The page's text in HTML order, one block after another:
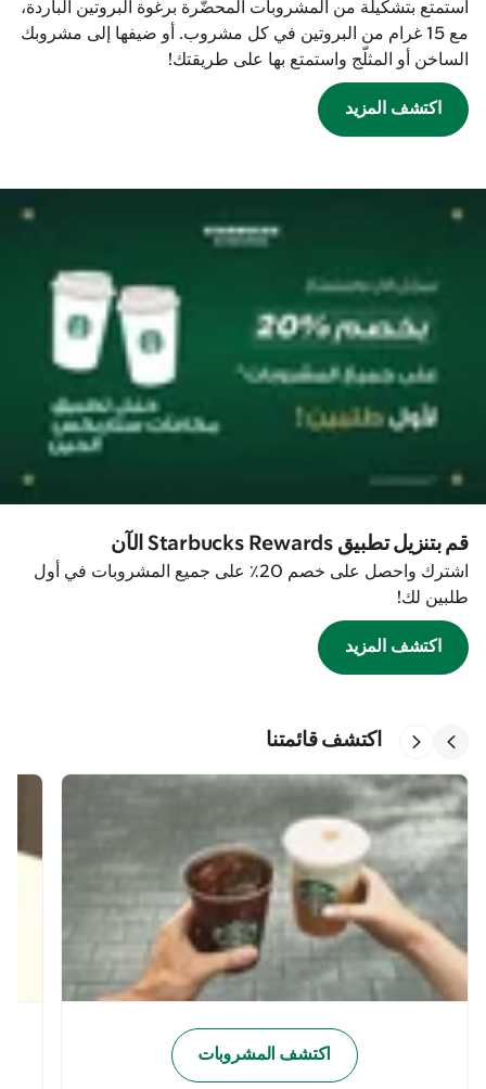
استمتع بتشكيلة من المشروبات المحضّرة برغوة البروتين الباردة،
مع 15 غرام من البروتين في كل مشروب. أو ضيفها إلى مشروبك
الساخن أو المثلّج واستمتع بها على طريقتك!
اكتشف المزيد
قم بتنزيل تطبيق Starbucks Rewards الآن
اشترك واحصل على خصم 20٪ على جميع المشروبات في أول
طلبين لك!
اكتشف المزيد
اكتشف قائمتنا
اكتشف المشروبات